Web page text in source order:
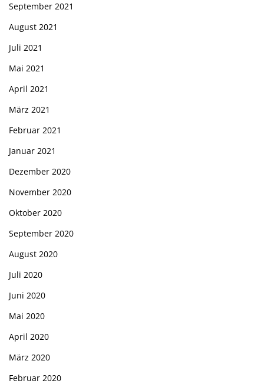
September 2021
August 2021
Juli 2021
Mai 2021
April 2021
März 2021
Februar 2021
Januar 2021
Dezember 2020
November 2020
Oktober 2020
September 2020
August 2020
Juli 2020
Juni 2020
Mai 2020
April 2020
März 2020
Februar 2020